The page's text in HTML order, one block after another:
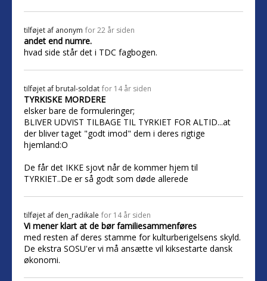
tilføjet af anonym for 22 år siden
andet end numre.
hvad side står det i TDC fagbogen.
tilføjet af brutal-soldat for 14 år siden
TYRKISKE MORDERE
elsker bare de formuleringer;
BLIVER UDVIST TILBAGE TIL TYRKIET FOR ALTID...at
der bliver taget "godt imod" dem i deres rigtige
hjemland:O
De får det IKKE sjovt når de kommer hjem til
TYRKIET..De er så godt som døde allerede
tilføjet af den_radikale for 14 år siden
Vi mener klart at de bør familiesammenføres
med resten af deres stamme for kulturberigelsens skyld.
De ekstra SOSU'er vi må ansætte vil kiksestarte dansk
økonomi.